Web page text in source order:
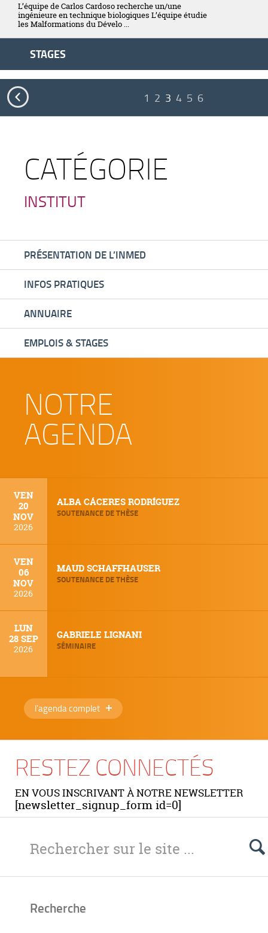
L’équipe de Carlos Cardoso recherche un/une
ingénieure en technique biologiques L’équipe étudie
les Malformations du Dévelo ...
STAGES
 1 2 3 4 5 6
CATÉGORIE
INSTITUT
PRÉSENTATION DE L’INMED
INFOS PRATIQUES
ANNUAIRE
EMPLOIS & STAGES
NOTRE
AGENDA
VEN
20
NOV
2026
ALBA CÁCERES RODRÍGUEZ
SOUTENANCE DE THÈSE
VEN
06
NOV
2026
MAUD SCHAFFHAUSER
SOUTENANCE DE THÈSE
LUN
28 SEP
2026
GABRIELE LIGNANI
SÉMINAIRE
l'agenda complet
RESTEZ CONNECTÉS
EN VOUS INSCRIVANT À NOTRE NEWSLETTER
[newsletter_signup_form id=0]
Recherche